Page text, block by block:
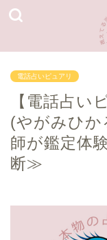
電話占いピュアリ
【電話占い
(やがみひ
師が鑑定体
断≫